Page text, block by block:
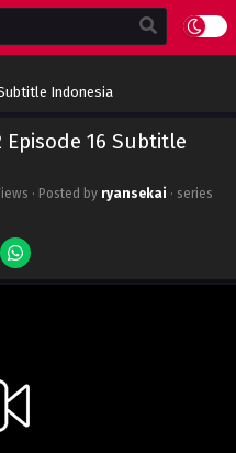
Indonesia
16 Subtitle
· Posted by ryansekai · series